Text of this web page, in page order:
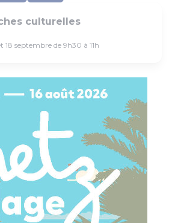
culturelles
18 septembre de 9h30 à 11h